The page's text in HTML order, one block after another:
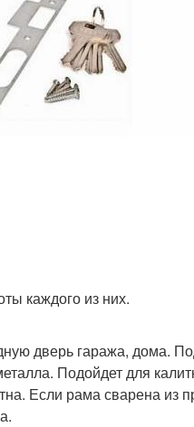
каждого из них.
дверь гаража, дома.
Подойдет для
Если рама сварена из